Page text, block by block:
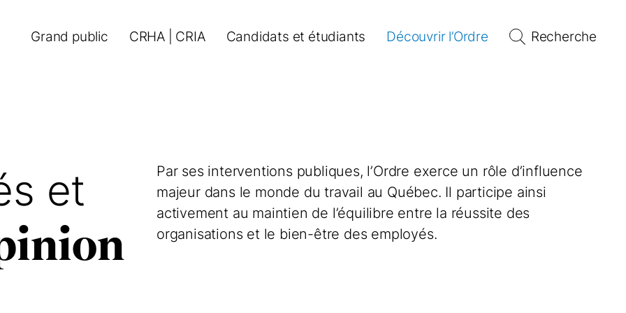
Grand public CRHA | CRIA Candidats et étudiants Découvrir l’Ordre Recherche
et
Par ses interventions publiques, l’Ordre exerce un rôle d’influence
majeur dans le monde du travail au Québec. Il participe ainsi
activement au maintien de l’équilibre entre la réussite des
organisations et le bien-être des employés.